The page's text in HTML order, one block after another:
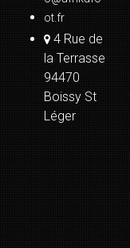
ot.fr
4 Rue de
la Terrasse
94470
Boissy St
Léger